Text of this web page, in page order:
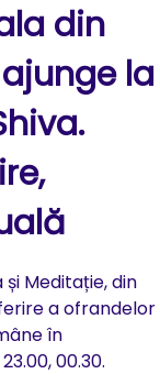
din
la
și Meditație, din
a ofrandelor
în
00.30.